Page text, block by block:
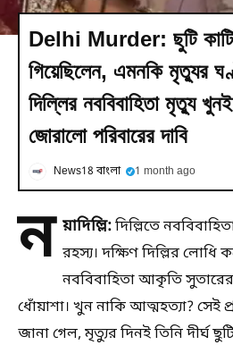
Delhi Murder: ছুটি
গিয়েছিলেন, এমনকি মৃত্যুর
দিল্লির নববিবাহিতা মৃত্যু
জোরালো পরিবারের দাবি
News18 বাংলা 1 month ago
ন য়াদিল্লি:দিল্লিতে
রহস্য। দক্ষিণ দিল্লির
নববিবাহিতা আকৃতি
ধোঁয়াশা। খুন নাকি আত্মহত্যা? সেই
জানা গেল, মৃত্যুর দিনই তিনি দীর্ঘ